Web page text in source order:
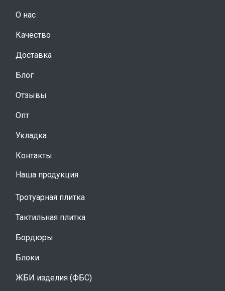
О нас
Качество
Доставка
Блог
Отзывы
Опт
Укладка
Контакты
Наша продукция
Тротуарная плитка
Тактильная плитка
Бордюры
Блоки
ЖБИ изделия (ФБС)